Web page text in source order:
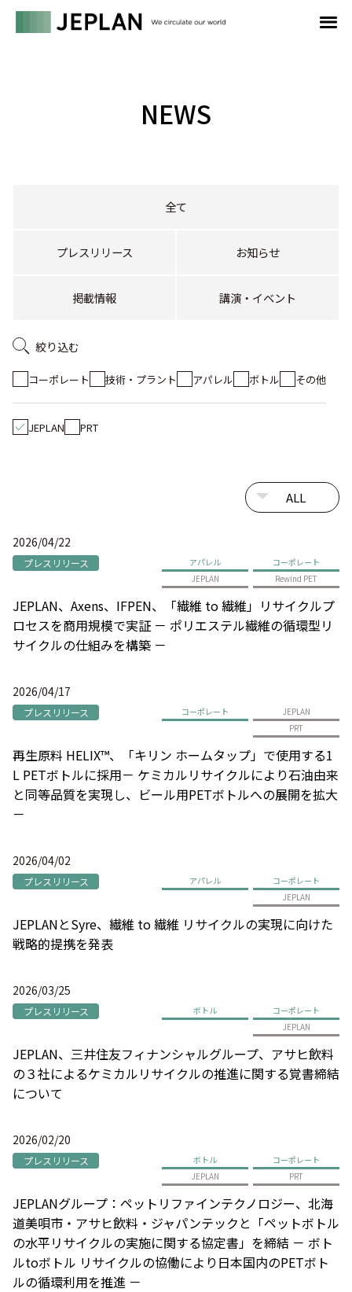
NEWS
全て
プレスリリース お知らせ
掲載情報 講演・イベント
絞り込む
コーポレート 技術・プラント アパレル ボトル その他
JEPLAN PRT
2026/04/22
プレスリリース アパレル
コーポレート
JEPLAN
Rewind PET
JEPLAN、Axens、IFPEN、「繊維 to 繊維」リサイクルプ
ロセスを商用規模で実証 － ポリエステル繊維の循環型リ
サイクルの仕組みを構築 －
2026/04/17
プレスリリース コーポレート
JEPLAN
PRT
再生原料 HELIX™、「キリン ホームタップ」で使用する1
L PETボトルに採用－ ケミカルリサイクルにより石油由来
と同等品質を実現し、ビール用PETボトルへの展開を拡大
－
2026/04/02
プレスリリース アパレル
コーポレート
JEPLAN
JEPLANとSyre、繊維 to 繊維 リサイクルの実現に向けた
戦略的提携を発表
2026/03/25
プレスリリース ボトル
コーポレート
JEPLAN
JEPLAN、三井住友フィナンシャルグループ、アサヒ飲料
の３社によるケミカルリサイクルの推進に関する覚書締結
について
2026/02/20
プレスリリース ボトル
コーポレート
JEPLAN
PRT
JEPLANグループ：ペットリファインテクノロジー、北海
道美唄市・アサヒ飲料・ジャパンテックと「ペットボトル
の水平リサイクルの実施に関する協定書」を締結 － ボト
ルtoボトル リサイクルの協働により日本国内のPETボト
ルの循環利用を推進 －